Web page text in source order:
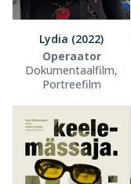
Lydia (2022)
Operaator
Dokumentaalfilm,
Portreefilm